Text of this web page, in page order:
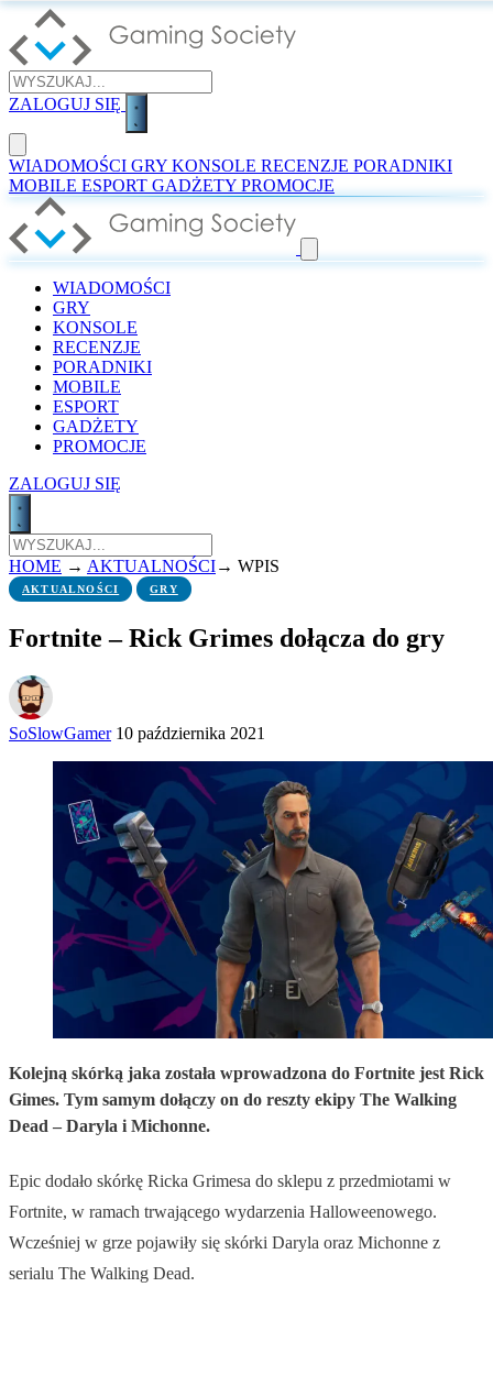
ZALOGUJ SIĘ
WIADOMOŚCI GRY KONSOLE RECENZJE PORADNIKI
MOBILE ESPORT GADŻETY PROMOCJE
WIADOMOŚCI
GRY
KONSOLE
RECENZJE
PORADNIKI
MOBILE
ESPORT
GADŻETY
PROMOCJE
ZALOGUJ SIĘ
HOME → AKTUALNOŚCI→ WPIS
AKTUALNOŚCI GRY
Fortnite – Rick Grimes dołącza do gry
SoSlowGamer 10 października 2021
Kolejną skórką jaka została wprowadzona do Fortnite jest Rick
Gimes. Tym samym dołączy on do reszty ekipy The Walking
Dead – Daryla i Michonne.
Epic dodało skórkę Ricka Grimesa do sklepu z przedmiotami w
Fortnite, w ramach trwającego wydarzenia Halloweenowego.
Wcześniej w grze pojawiły się skórki Daryla oraz Michonne z
serialu The Walking Dead.